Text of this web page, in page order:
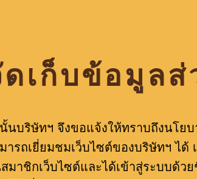
เก็บข้อมูล
บริษัทฯ จึงขอแจ้งให้ทราบถึงนโย
ถเยี่ยมชมเว็บไซต์ของบริษัทฯ ได้
มาชิกเว็บไซต์และได้เข้าสู่ระบบด้